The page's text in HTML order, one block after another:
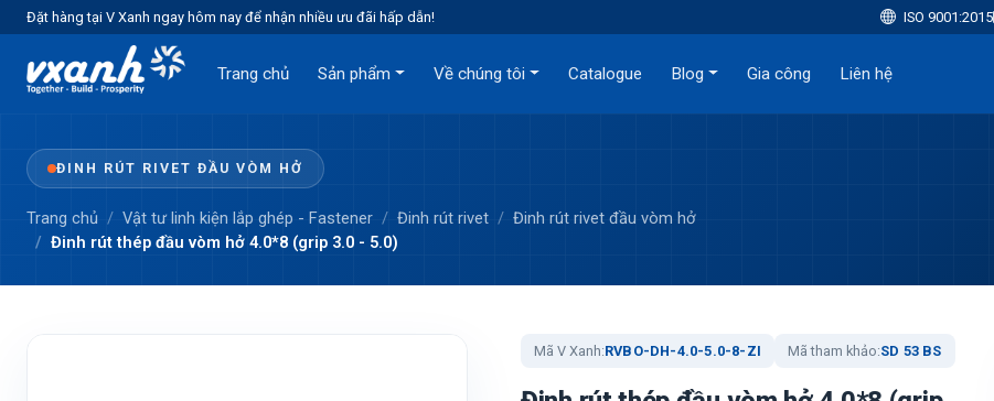
Đặt hàng tại V Xanh ngay hôm nay để nhận nhiều ưu đãi hấp dẫn! ISO 9001:2015
Trang chủ Sản phẩm Về chúng tôi Catalogue Blog Gia công Liên hệ
ĐINH RÚT RIVET ĐẦU VÒM HỞ
Trang chủ Vật tư linh kiện lắp ghép - Fastener Đinh rút rivet
Đinh rút rivet đầu vòm hở
Đinh rút thép đầu vòm hở 4.0*8 (grip 3.0 - 5.0)
Mã V Xanh:RVBO-DH-4.0-5.0-8-ZI Mã tham khảo:SD 53 BS